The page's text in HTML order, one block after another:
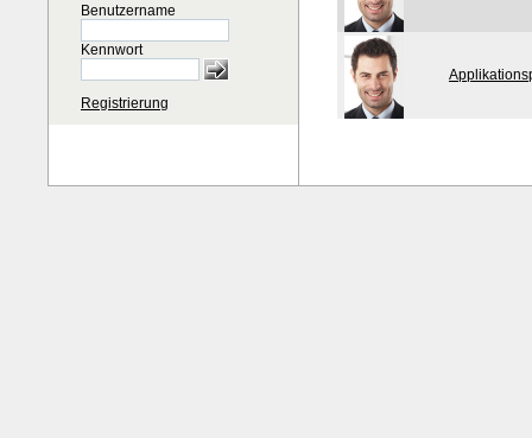
Benutzername
Kennwort
Registrierung